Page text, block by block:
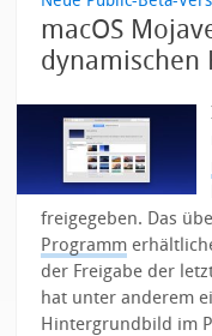
macOS
dynamischen
freigegeben. Das
Programm
der Freigabe der
hat unter anderem
Hintergrundbild im